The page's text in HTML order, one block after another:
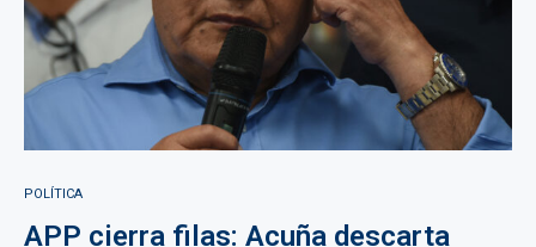
POLÍTICA
APP cierra filas: Acuña descarta